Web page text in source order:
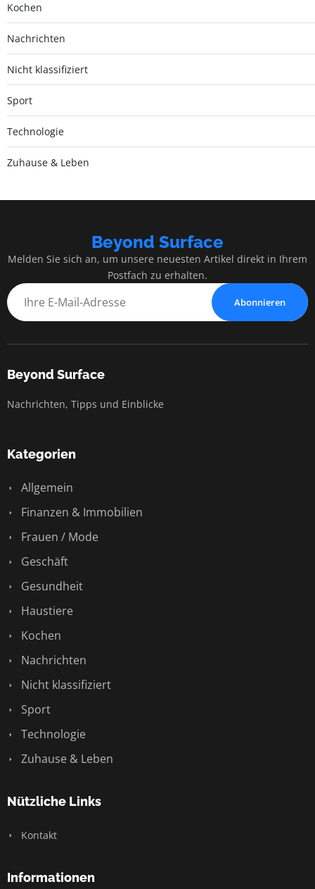
Kochen
Nachrichten
Nicht klassifiziert
Sport
Technologie
Zuhause & Leben
Beyond Surface
Melden Sie sich an, um unsere neuesten Artikel direkt in Ihrem
Postfach zu erhalten.
Abonnieren
Beyond Surface
Nachrichten, Tipps und Einblicke
Kategorien
Allgemein
Finanzen & Immobilien
Frauen / Mode
Geschäft
Gesundheit
Haustiere
Kochen
Nachrichten
Nicht klassifiziert
Sport
Technologie
Zuhause & Leben
Nützliche Links
Kontakt
Informationen